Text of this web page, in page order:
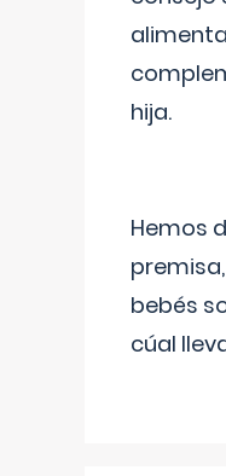
hija.
Hemos
bebés
cúal